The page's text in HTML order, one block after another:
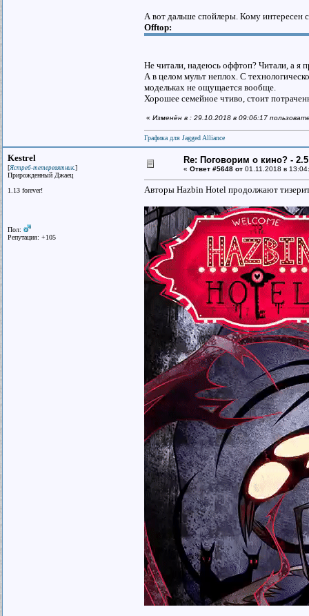
А вот дальше спойлеры. Кому интересен
Offtop:
Не читали, надеюсь оффтоп? Читали, а я
А в целом мульт неплох. С
модельках не ощущается вообще.
Хорошее семейное чтиво, стоит
« Изменён в : 29.10.2018 в 09:06:17
Графика для Jagged Alliance
Kestrel
[Ястреб-тетеревятник.]
Прирожденный Джаец
1.13 forever!
Пол:
Репутация: +105
Re: Поговорим о кино? - 2.5
« Ответ #5648 от 01.11.2018 в
Авторы Hazbin Hotel продолжают